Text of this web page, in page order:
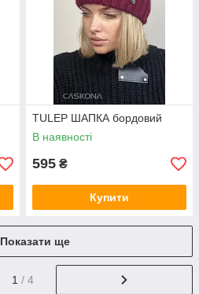
TULEP ШАПКА бордовий
В наявності
595 ₴
Купити
Показати ще
1 / 4